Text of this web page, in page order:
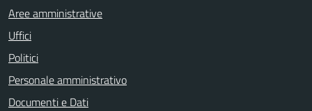
Aree amministrative
Uffici
Politici
Personale amministrativo
Documenti e Dati